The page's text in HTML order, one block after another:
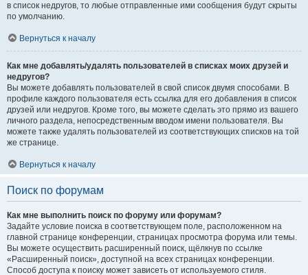
в список недругов, то любые отправленные ими сообщения будут скрыты
по умолчанию.
Вернуться к началу
Как мне добавлять/удалять пользователей в списках моих друзей и
недругов?
Вы можете добавлять пользователей в свой список двумя способами. В
профиле каждого пользователя есть ссылка для его добавления в список
друзей или недругов. Кроме того, вы можете сделать это прямо из вашего
личного раздела, непосредственным вводом имени пользователя. Вы
можете также удалять пользователей из соответствующих списков на той
же странице.
Вернуться к началу
Поиск по форумам
Как мне выполнить поиск по форуму или форумам?
Задайте условие поиска в соответствующем поле, расположенном на
главной странице конференции, страницах просмотра форума или темы.
Вы можете осуществить расширенный поиск, щёлкнув по ссылке
«Расширенный поиск», доступной на всех страницах конференции.
Способ доступа к поиску может зависеть от используемого стиля.